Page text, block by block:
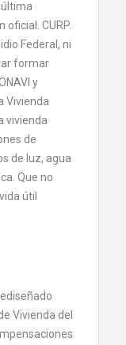
CURP.
Federal, ni
formar
y
Vivienda
vivienda
de
de luz, agua
Que no
útil
Vivienda del